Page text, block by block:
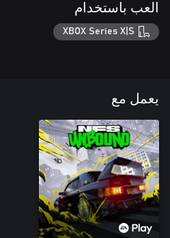
العب باستخدام
XBOX Series X|S
يعمل مع